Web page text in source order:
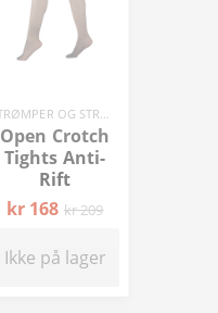
Open Crotch
Tights Anti-
Rift
kr 168 kr 209
Ikke på lager